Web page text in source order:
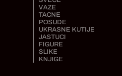
VAZE
TACNE
POSUDE
UKRASNE KUTIJE
JASTUCI
FIGURE
SLIKE
KNJIGE